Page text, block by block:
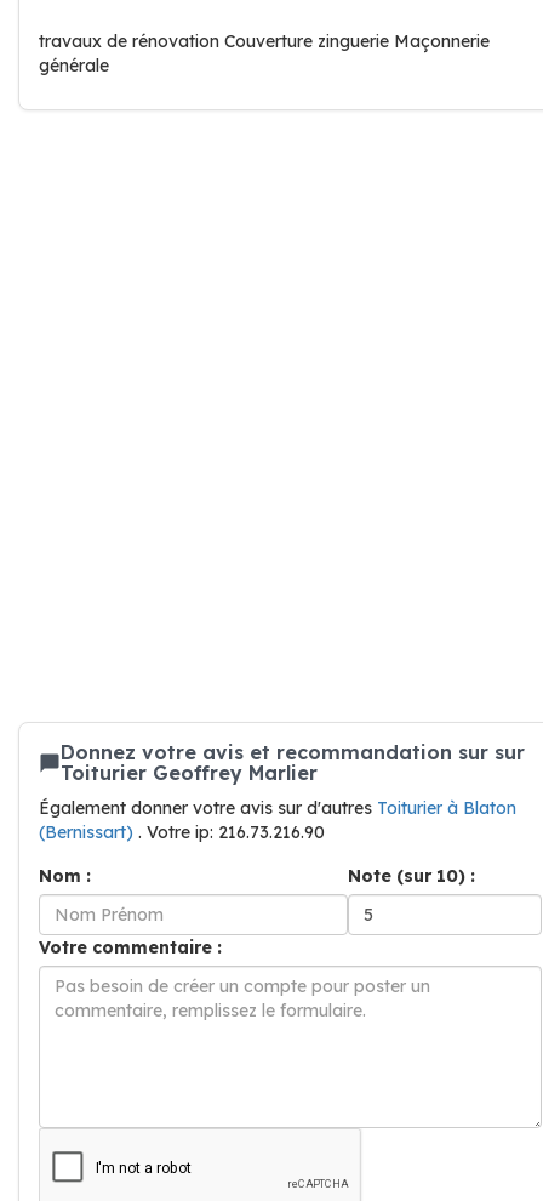
travaux de rénovation Couverture zinguerie Maçonnerie
générale
Donnez votre avis et recommandation sur sur
Toiturier Geoffrey Marlier
Également donner votre avis sur d'autres Toiturier à Blaton
(Bernissart) . Votre ip: 216.73.216.90
Nom :
Note (sur 10) :
Votre commentaire :